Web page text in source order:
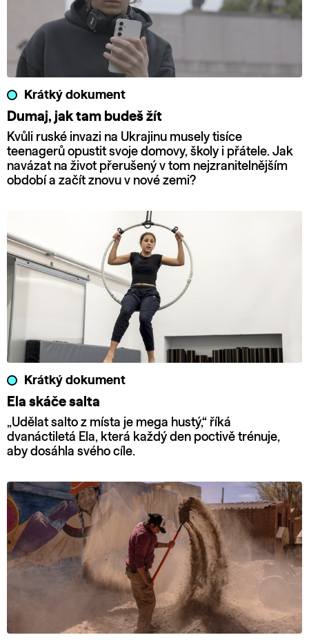
Krátký dokument
Dumaj, jak tam budeš žít
Kvůli ruské invazi na Ukrajinu musely tisíce
teenagerů opustit svoje domovy, školy i přátele. Jak
navázat na život přerušený v tom nejzranitelnějším
období a začít znovu v nové zemi?
Krátký dokument
Ela skáče salta
„Udělat salto z místa je mega hustý,“ říká
dvanáctiletá Ela, která každý den poctivě trénuje,
aby dosáhla svého cíle.